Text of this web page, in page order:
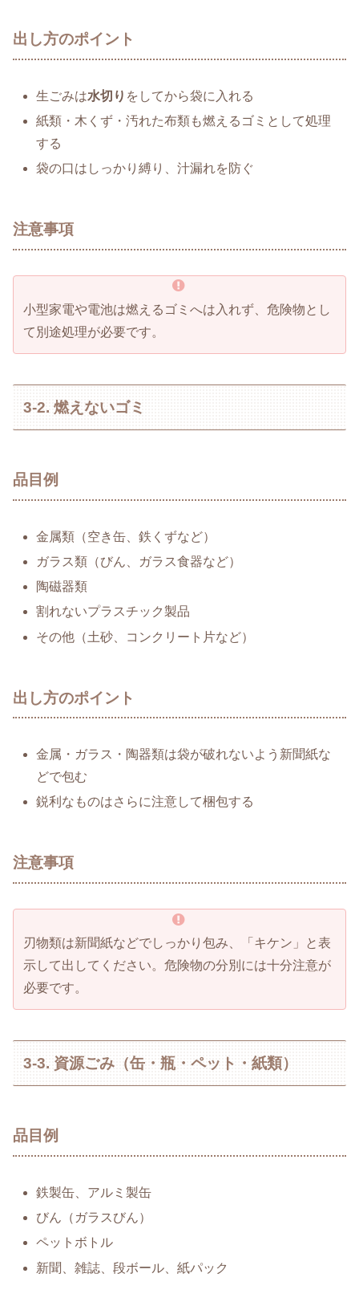
出し方のポイント
生ごみは水切り をしてから袋に入れる
紙類・木くず・汚れた布類も燃えるゴミとして処理
する
袋の口はしっかり縛り、汁漏れを防ぐ
注意事項
小型家電や電池は燃えるゴミへは入れず、危険物とし
て別途処理が必要です。
3-2. 燃えないゴミ
品目例
金属類（空き缶、鉄くずなど）
ガラス類（びん、ガラス食器など）
陶磁器類
割れないプラスチック製品
その他（土砂、コンクリート片など）
出し方のポイント
金属・ガラス・陶器類は袋が破れないよう新聞紙な
どで包む
鋭利なものはさらに注意して梱包する
注意事項
刃物類は新聞紙などでしっかり包み、「キケン」と表
示して出してください。危険物の分別には十分注意が
必要です。
3-3. 資源ごみ（缶・瓶・ペット・紙類）
品目例
鉄製缶、アルミ製缶
びん（ガラスびん）
ペットボトル
新聞、雑誌、段ボール、紙パック